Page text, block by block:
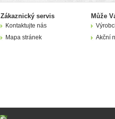
Zákaznický servis
Kontaktujte nás
Mapa stránek
Může
Akční